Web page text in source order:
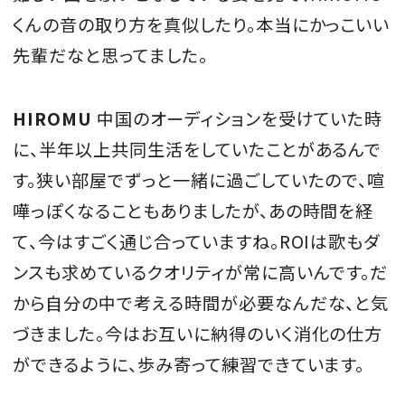
くんの音の取り方を真似したり。本当にかっこいい
先輩だなと思ってました。
HIROMU 中国のオーディションを受けていた時
に、半年以上共同生活をしていたことがあるんで
す。狭い部屋でずっと一緒に過ごしていたので、喧
嘩っぽくなることもありましたが、あの時間を経
て、今はすごく通じ合っていますね。ROIは歌もダ
ンスも求めているクオリティが常に高いんです。だ
から自分の中で考える時間が必要なんだな、と気
づきました。今はお互いに納得のいく消化の仕方
ができるように、歩み寄って練習できています。